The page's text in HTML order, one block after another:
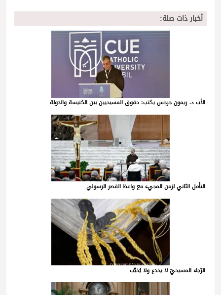
أخبار ذات صلة:
الأب د. ريمون جرجس يكتب: حقوق المسيحيين بين الكنيسة والدولة
التأمل الثاني لزمن المجيء مع واعظ القصر الرسولي
الرّجاء المسيحيّ لا يخدع ولا يُخيِّب